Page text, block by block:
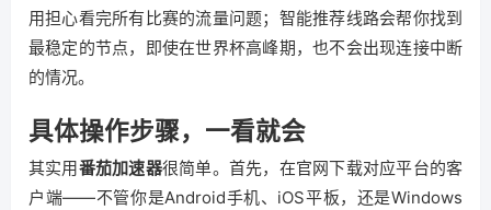
用担心看完所有比赛的流量问题；智能推荐线路会帮你找到
最稳定的节点，即使在世界杯高峰期，也不会出现连接中断
的情况。
具体操作步骤，一看就会
其实用番茄加速器很简单。首先，在官网下载对应平台的客
户端——不管你是Android手机、iOS平板，还是Windows